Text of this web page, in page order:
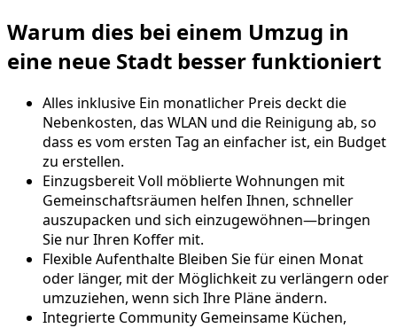
Warum dies bei einem Umzug in
eine neue Stadt besser funktioniert
Alles inklusive Ein monatlicher Preis deckt die
Nebenkosten, das WLAN und die Reinigung ab, so
dass es vom ersten Tag an einfacher ist, ein Budget
zu erstellen.
EinzugsbereitVoll möblierte Wohnungen mit
Gemeinschaftsräumen helfen Ihnen, schneller
auszupacken und sich einzugewöhnen—bringen
Sie nur Ihren Koffer mit.
Flexible Aufenthalte Bleiben Sie für einen Monat
oder länger, mit der Möglichkeit zu verlängern oder
umzuziehen, wenn sich Ihre Pläne ändern.
Integrierte Community Gemeinsame Küchen,